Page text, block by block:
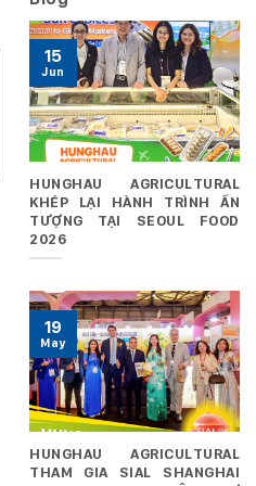
HUNGHAU AGRICULTURAL
KHÉP LẠI HÀNH TRÌNH ẤN
TƯỢNG TẠI SEOUL FOOD
2026
15
Jun
HUNGHAU AGRICULTURAL
THAM GIA SIAL SHANGHAI
19
May